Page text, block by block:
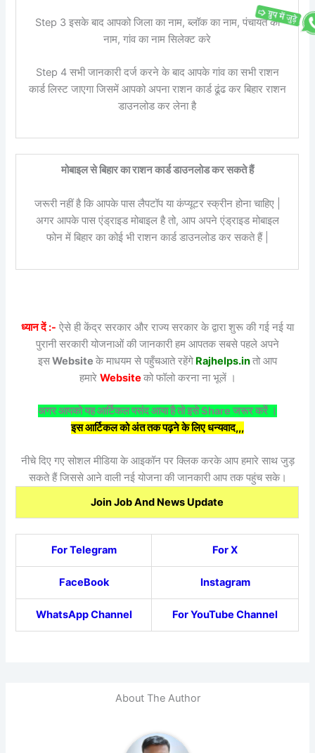
Step 3 इसके बाद आपको जिला का नाम, ब्लॉक का नाम, पंचायत का
नाम, गांव का नाम सिलेक्ट करे
Step 4 सभी जानकारी दर्ज करने के बाद आपके गांव का सभी राशन
कार्ड लिस्ट जाएगा जिसमें आपको अपना राशन कार्ड ढूंढ कर बिहार राशन
डाउनलोड कर लेना है
मोबाइल से बिहार का राशन कार्ड डाउनलोड कर सकते हैं
जरूरी नहीं है कि आपके पास लैपटॉप या कंप्यूटर स्क्रीन होना चाहिए |
अगर आपके पास एंड्राइड मोबाइल है तो, आप अपने एंड्राइड मोबाइल
फोन में बिहार का कोई भी राशन कार्ड डाउनलोड कर सकते हैं |
ध्यान दें :- ऐसे ही केंद्र सरकार और राज्य सरकार के द्वारा शुरू की गई नई या
पुरानी सरकारी योजनाओं की जानकारी हम आपतक सबसे पहले अपने
इसWebsite के माधयम से पहुँचआते रहेंगे Rajhelps.inतो आप
हमारे Website को फॉलो करना ना भूलें ।
अगर आपको यह आर्टिकल पसंद आया है तो इसे Share जरूर करें ।
इस आर्टिकल को अंत तक पढ़ने के लिए धन्यवाद,,,
नीचे दिए गए सोशल मीडिया के आइकॉन पर क्लिक करके आप हमारे साथ जुड़
सकते हैं जिससे आने वाली नई योजना की जानकारी आप तक पहुंच सके।
Join Job And News Update
For Telegram For X
FaceBook Instagram
WhatsApp Channel For YouTube Channel
About The Author